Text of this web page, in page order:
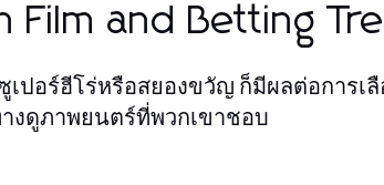
Film and Betting
ปอร์ฮีโร่หรือสยองขวัญ ก็มีผลต่อการเ
งดูภาพยนตร์ที่พวกเขาชอบ